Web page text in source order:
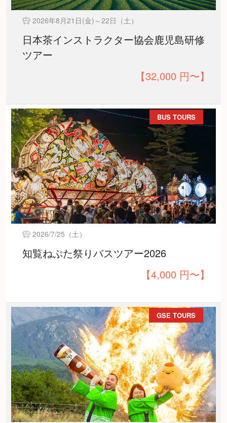
2026年8月21日(金)～22日（土）
日本茶インストラクター協会鹿児島研修
ツアー
【32,000 円〜】
BUS TOURS
2026/7/25（土）
知覧ねぷた祭りバスツアー2026
【4,000 円〜】
GSE TOURS